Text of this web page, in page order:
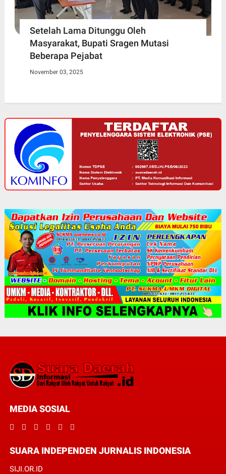
Setelah Lama Ditunggu Oleh
Masyarakat, Bupati Sragen Mutasi
Beberapa Pejabat
November 03, 2025
MEDIA SOSIAL
SUARA INDEPENDEN JURNALIS INDONESIA
SIJI.OR.ID